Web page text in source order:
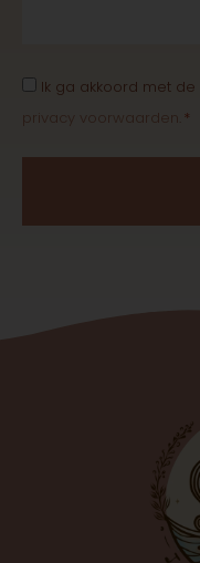
Consent
*
Ik ga akkoord met de
privacy voorwaarden *